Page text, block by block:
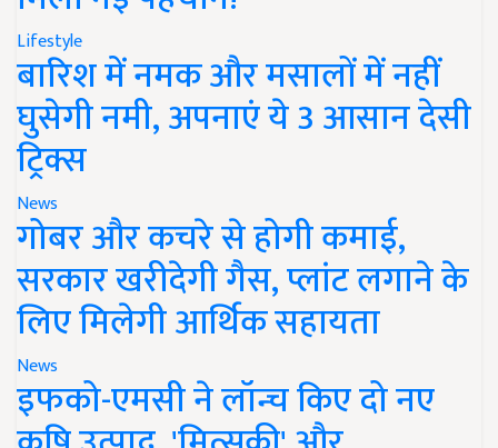
Lifestyle
बारिश में नमक और मसालों में नहीं
घुसेगी नमी, अपनाएं ये 3 आसान देसी
ट्रिक्स
News
गोबर और कचरे से होगी कमाई,
सरकार खरीदेगी गैस, प्लांट लगाने के
लिए मिलेगी आर्थिक सहायता
News
इफको-एमसी ने लॉन्च किए दो नए